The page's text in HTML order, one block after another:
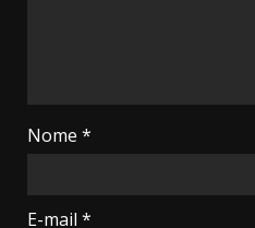
Nome *
E-mail *